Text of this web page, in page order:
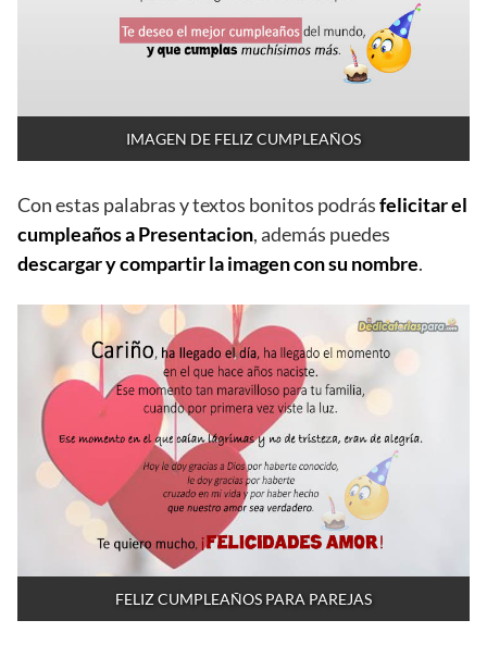
IMAGEN DE FELIZ CUMPLEAÑOS
Con estas palabras y textos bonitos podrásfelicitar el
cumpleaños a Presentacion, además puedes
descargar y compartir la imagen con su nombre.
FELIZ CUMPLEAÑOS PARA PAREJAS